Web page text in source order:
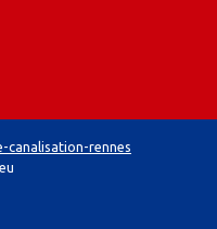
canalisation-rennes